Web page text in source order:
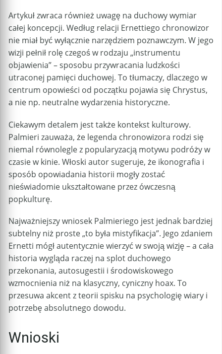
Artykuł zwraca również uwagę na duchowy wymiar
całej koncepcji. Według relacji Ernettiego chronowizor
nie miał być wyłącznie narzędziem poznawczym. W jego
wizji pełnił rolę czegoś w rodzaju „instrumentu
objawienia” – sposobu przywracania ludzkości
utraconej pamięci duchowej. To tłumaczy, dlaczego w
centrum opowieści od początku pojawia się Chrystus,
a nie np. neutralne wydarzenia historyczne.
Ciekawym detalem jest także kontekst kulturowy.
Palmieri zauważa, że legenda chronowizora rodzi się
niemal równolegle z popularyzacją motywu podróży w
czasie w kinie. Włoski autor sugeruje, że ikonografia i
sposób opowiadania historii mogły zostać
nieświadomie ukształtowane przez ówczesną
popkulturę.
Najważniejszy wniosek Palmieriego jest jednak bardziej
subtelny niż proste „to była mistyfikacja”. Jego zdaniem
Ernetti mógł autentycznie wierzyć w swoją wizję – a cała
historia wygląda raczej na splot duchowego
przekonania, autosugestii i środowiskowego
wzmocnienia niż na klasyczny, cyniczny hoax. To
przesuwa akcent z teorii spisku na psychologię wiary i
potrzebę absolutnego dowodu.
Wnioski